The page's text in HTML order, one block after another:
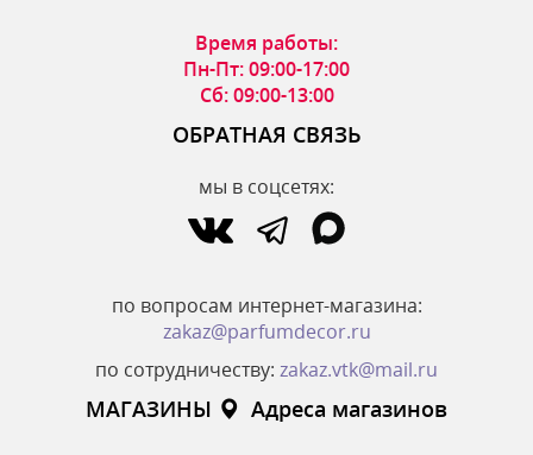
Время работы:
Пн-Пт: 09:00-17:00
Сб: 09:00-13:00
ОБРАТНАЯ СВЯЗЬ
мы в соцсетях:
по вопросам интернет-магазина:
zakaz@parfumdecor.ru
по сотрудничеству: zakaz.vtk@mail.ru
МАГАЗИНЫ Адреса магазинов